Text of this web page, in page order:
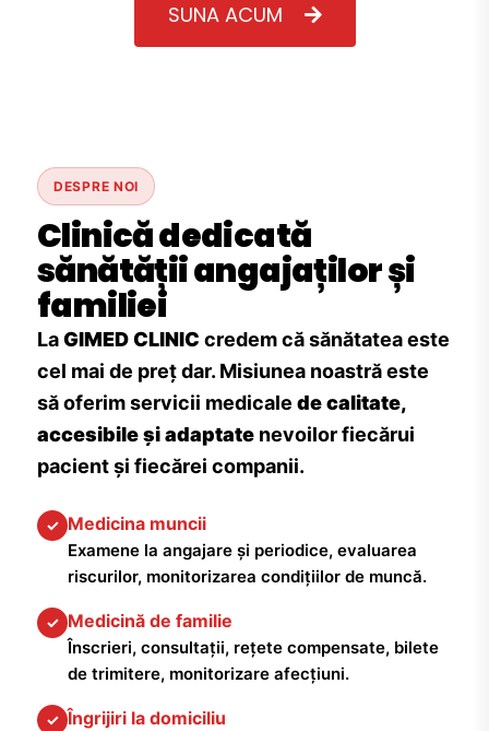
SUNA ACUM
DESPRE NOI
Clinică dedicată
sănătății angajaților și
familiei
LaGIMED CLINIC credem că sănătatea este
cel mai de preț dar. Misiunea noastră este
să oferim servicii medicale de calitate,
accesibile și adaptate nevoilor fiecărui
pacient și fiecărei companii.
✓ Medicina muncii
Examene la angajare și periodice, evaluarea
riscurilor, monitorizarea condițiilor de muncă.
✓ Medicină de familie
Înscrieri, consultații, rețete compensate, bilete
de trimitere, monitorizare afecțiuni.
✓ Îngrijiri la domiciliu